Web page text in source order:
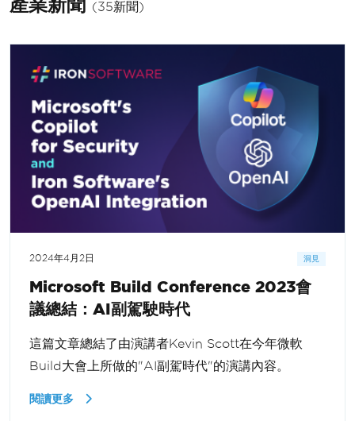
產業新聞 (35新聞)
2024年4月2日 洞見
Microsoft Build Conference 2023會
議總結：AI副駕駛時代
這篇文章總結了由演講者Kevin Scott在今年微軟
Build大會上所做的"AI副駕時代"的演講內容。
閱讀更多